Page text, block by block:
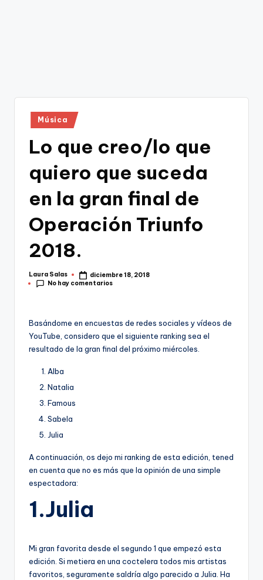
Publicado
en
Música
Lo que creo/lo que
quiero que suceda
en la gran final de
Operación Triunfo
2018.
Publicado
por
Laura Salas
diciembre 18, 2018
No hay comentarios
Basándome en encuestas de redes sociales y vídeos de
YouTube, considero que el siguiente ranking sea el
resultado de la gran final del próximo miércoles.
Alba
Natalia
Famous
Sabela
Julia
A continuación, os dejo mi ranking de esta edición, tened
en cuenta que no es más que la opinión de una simple
espectadora:
1.Julia
Mi gran favorita desde el segundo 1 que empezó esta
edición. Si metiera en una coctelera todos mis artistas
favoritos, seguramente saldría algo parecido a Julia. Ha